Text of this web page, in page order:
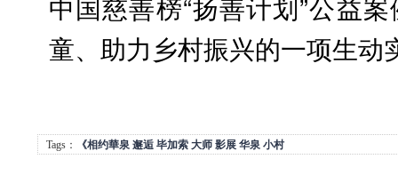
童、助力乡村振兴的一项生动
Tags： 《相约華泉 邂逅 毕加索 大师 影展 华泉 小村